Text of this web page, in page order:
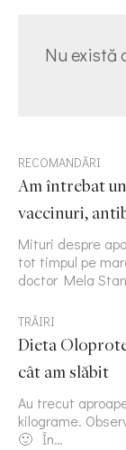
Nu există
RECOMANDĂRI
Am întrebat
vaccinuri,
Mituri despre
tot timpul pe
doctor Mela
TRĂIRI
Dieta
cât am slăbit
Au trecut
kilograme.
🙂 În…